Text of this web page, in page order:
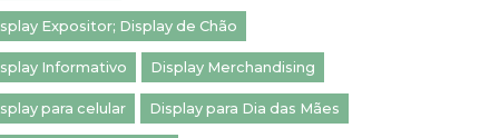
Expositor; Display de Chão
Informativo Display Merchandising
para celular Display para Dia das Mães